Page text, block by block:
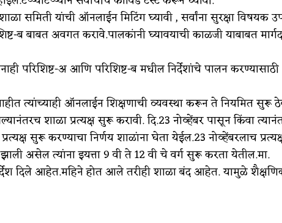
समिती यांची ऑनलाईन मिटिंग घ्यावी , सर्वांना सुरक्षा विषयक
ब बाबत अवगत करावे.पालकांनी घ्यावयाची काळजी याबाबत
परिशिष्ट-अ आणि परिशिष्ट-ब मधील निर्देशांचे पालन करण्यासाठी
त्यांच्याही ऑनलाईन शिक्षणाची व्यवस्था करून ते नियमित सुरू
शाळा प्रत्यक्ष सुरू करावी. दि.23 नोव्हेंबर पासून किंवा
सुरू करण्याचा निर्णय शाळांना घेता येईल.23 नोव्हेंबरलाच
असेल त्यांना इयत्ता 9 वी ते 12 वी चे वर्ग सुरू करता येतील.मा.
दिले आहेत.महिने होत आले तरीही शाळा बंद आहेत. यामुळे